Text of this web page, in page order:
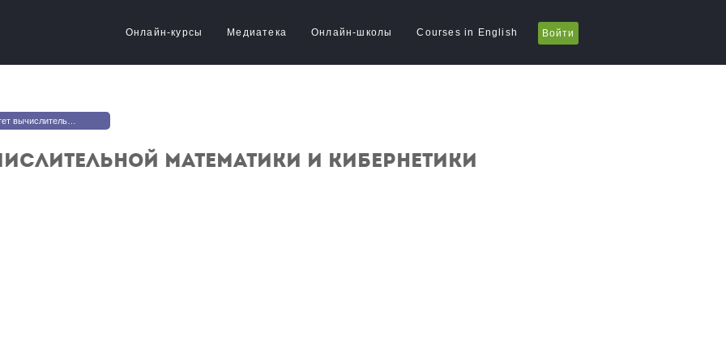
Онлайн-курсы Медиатека Онлайн-школы Courses in English Войти
математики и кибернетики
математики и кибернетики